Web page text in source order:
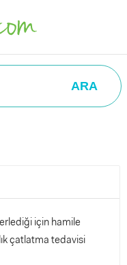
ARA
için hamile
çatlatma tedavisi